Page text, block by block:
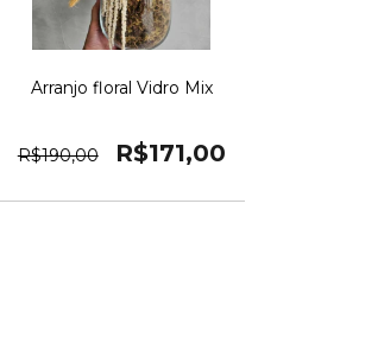
Arranjo floral Vidro Mix
R$190,00 R$171,00